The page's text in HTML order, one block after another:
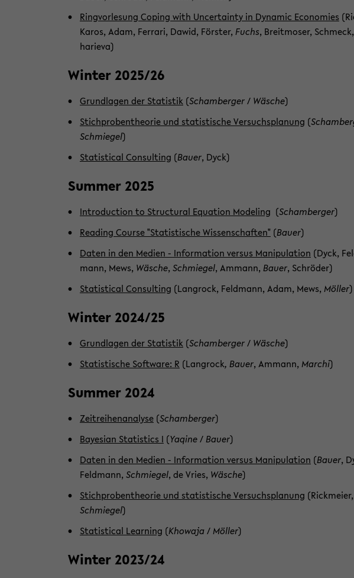
Ring­vor­le­sung Co­ping with Un­cer­tain­ty in Dy­na­mic Eco­no­mies
Karos, Adam, Fer­ra­ri, Dawid, Förs­ter,Fuchs, Breit­mo­ser,
ha­rie­va)
Win­ter 2025/26
Grund­la­gen der Sta­tis­tik (Scham­ber­ger/ Wä­sche)
Stich­pro­ben­theo­rie und sta­tis­ti­sche Ver­suchs­pla­nung (
Schmie­gel)
Sta­tis­ti­cal Con­sul­ting (Bauer, Dyck)
Sum­mer 2025
In­tro­duc­tion to Struc­tu­ral Equa­ti­on Mo­de­ling (Scham­ber­ger)
Rea­ding Cour­se "Sta­tis­ti­sche Wis­sen­schaf­ten" (Bauer)
Daten in den Me­di­en - In­for­ma­ti­on ver­sus Ma­ni­pu­la­ti­on (Dyck,
mann, Mews, Wä­sche,Schmie­gel, Am­mann,Bauer, Schrö­der)
Sta­tis­ti­cal Con­sul­ting (Lang­rock, Feld­mann, Adam, Mews,Möl­ler)
Win­ter 2024/25
Grund­la­gen der Sta­tis­tik (Scham­ber­ger/ Wä­sche)
Sta­tis­ti­sche Soft­ware: R (Lang­rock, Bauer, Am­mann,Mar­chi)
Sum­mer 2024
Zeit­rei­hen­ana­ly­se (Scham­ber­ger)
Baye­si­an Sta­tis­tics I (Ya­qi­ne/Bauer)
Daten in den Me­di­en - In­for­ma­ti­on ver­sus Ma­ni­pu­la­ti­on (Bauer,
Feld­mann,Schmie­gel, de Vries, Wä­sche)
Stich­pro­ben­theo­rie und sta­tis­ti­sche Ver­suchs­pla­nung (Rick­mei­er,
Schmie­gel)
Sta­tis­ti­cal Lear­ning (Khowa­ja/Möl­ler)
Win­ter 2023/24